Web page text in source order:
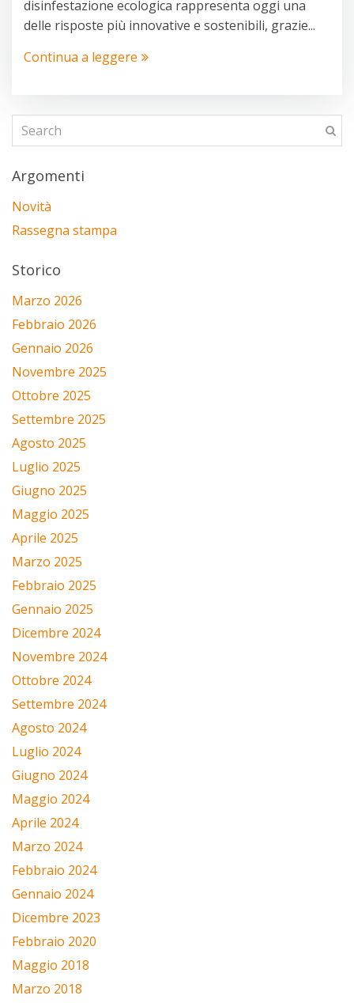
disinfestazione ecologica rappresenta oggi una
delle risposte più innovative e sostenibili, grazie...
Continua a leggere
Argomenti
Novità
Rassegna stampa
Storico
Marzo 2026
Febbraio 2026
Gennaio 2026
Novembre 2025
Ottobre 2025
Settembre 2025
Agosto 2025
Luglio 2025
Giugno 2025
Maggio 2025
Aprile 2025
Marzo 2025
Febbraio 2025
Gennaio 2025
Dicembre 2024
Novembre 2024
Ottobre 2024
Settembre 2024
Agosto 2024
Luglio 2024
Giugno 2024
Maggio 2024
Aprile 2024
Marzo 2024
Febbraio 2024
Gennaio 2024
Dicembre 2023
Febbraio 2020
Maggio 2018
Marzo 2018